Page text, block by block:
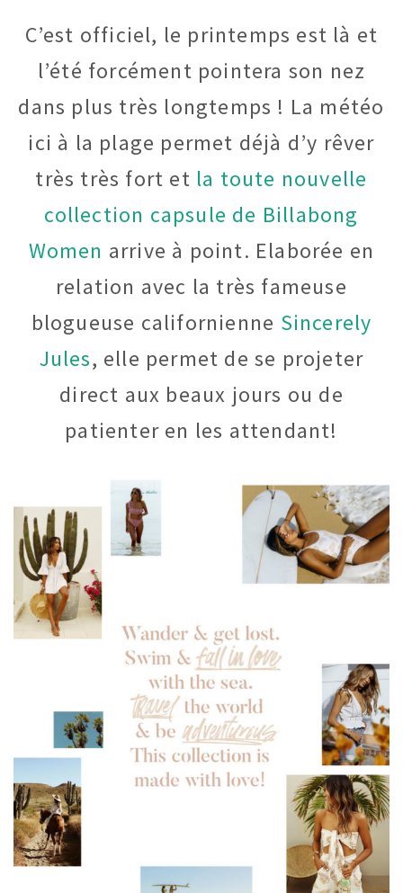
C’est officiel, le printemps est là et
l’été forcément pointera son nez
dans plus très longtemps ! La météo
ici à la plage permet déjà d’y rêver
très très fort et la toute nouvelle
collection capsule de Billabong
Women arrive à point. Elaborée en
relation avec la très fameuse
blogueuse californienne Sincerely
Jules, elle permet de se projeter
direct aux beaux jours ou de
patienter en les attendant!